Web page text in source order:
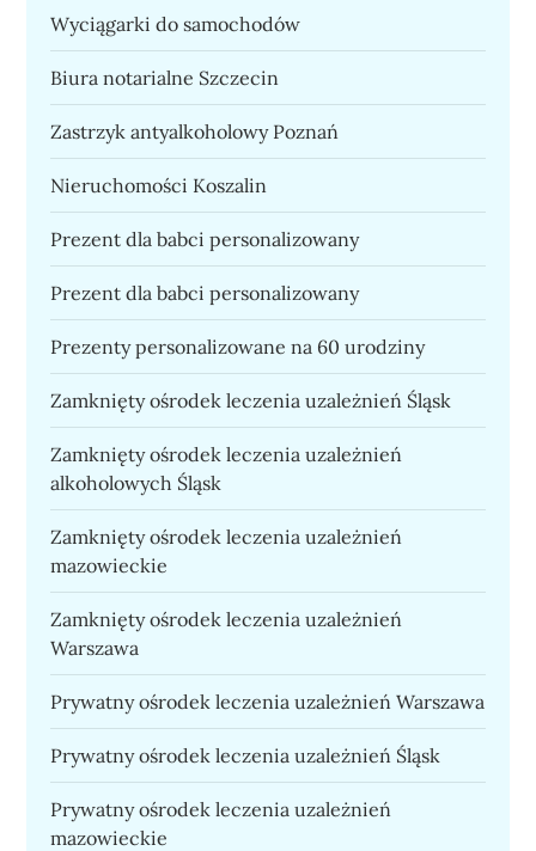
Wyciągarki do samochodów
Biura notarialne Szczecin
Zastrzyk antyalkoholowy Poznań
Nieruchomości Koszalin
Prezent dla babci personalizowany
Prezent dla babci personalizowany
Prezenty personalizowane na 60 urodziny
Zamknięty ośrodek leczenia uzależnień Śląsk
Zamknięty ośrodek leczenia uzależnień
alkoholowych Śląsk
Zamknięty ośrodek leczenia uzależnień
mazowieckie
Zamknięty ośrodek leczenia uzależnień
Warszawa
Prywatny ośrodek leczenia uzależnień Warszawa
Prywatny ośrodek leczenia uzależnień Śląsk
Prywatny ośrodek leczenia uzależnień
mazowieckie